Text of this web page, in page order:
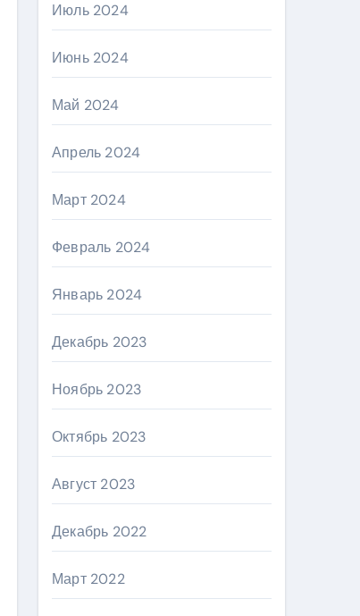
Июль 2024
Июнь 2024
Май 2024
Апрель 2024
Март 2024
Февраль 2024
Январь 2024
Декабрь 2023
Ноябрь 2023
Октябрь 2023
Август 2023
Декабрь 2022
Март 2022